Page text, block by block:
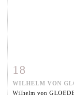
Fiche détaillée
18
WILHELM VON
Wilhelm von